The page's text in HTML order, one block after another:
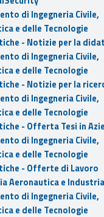
di Ingegneria Civile,
e delle Tecnologie
- Notizie per la
di Ingegneria Civile,
e delle Tecnologie
- Notizie per la
di Ingegneria Civile,
e delle Tecnologie
- Offerta Tesi in
di Ingegneria Civile,
e delle Tecnologie
- Offerte di Lavoro
Aeronautica e
di Ingegneria Civile,
e delle Tecnologie